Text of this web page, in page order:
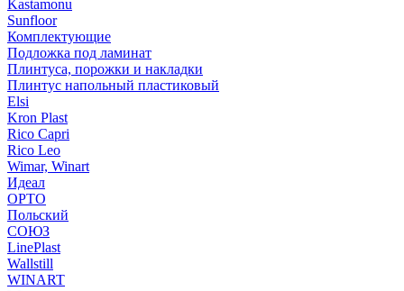
Kastamonu
Sunfloor
Комплектующие
Подложка под ламинат
Плинтуса, порожки и накладки
Плинтус напольный пластиковый
Elsi
Kron Plast
Rico Capri
Rico Leo
Wimar, Winart
Идеал
ОРТО
Польский
СОЮЗ
LinePlast
Wallstill
WINART